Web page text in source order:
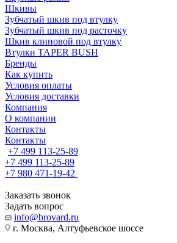
Шкивы
Зубчатый шкив под втулку
Зубчатый шкив под расточку
Шкив клиновой под втулку
Втулки TAPER BUSH
Бренды
Как купить
Условия оплаты
Условия доставки
Компания
О компании
Контакты
Контакты
+7 499 113-25-89
+7 499 113-25-89
+7 980 471-19-42
Заказать звонок
Задать вопрос
info@brovard.ru
г. Москва, Алтуфьевское шоссе